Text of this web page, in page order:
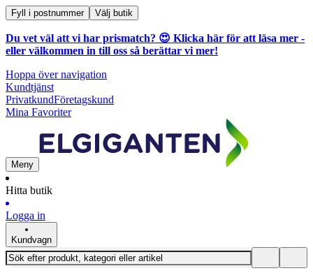
Fyll i postnummer Välj butik
Du vet väl att vi har prismatch? 😍 Klicka här för att läsa mer -
eller välkommen in till oss så berättar vi mer!
Hoppa över navigation
Kundtjänst
PrivatkundFöretagskund
Mina Favoriter
Meny
Hitta butik
Logga in
Kundvagn